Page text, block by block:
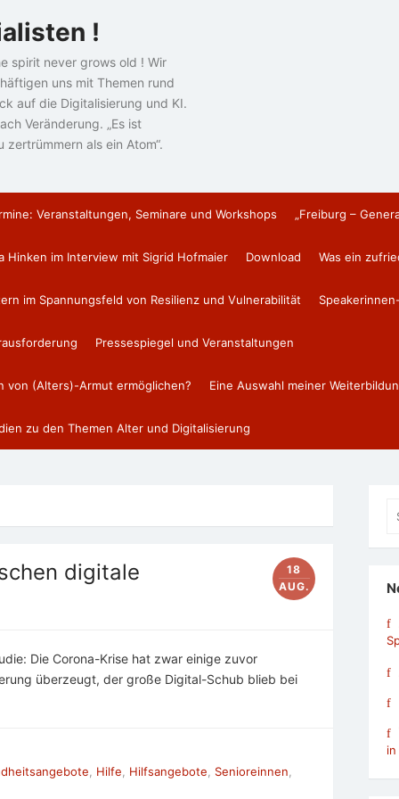
!
spirit never grows old ! Wir
uns mit Themen rund
auf die Digitalisierung und KI.
Veränderung. „Es ist
als ein Atom“.
Veranstaltungen, Seminare und Workshops „Freiburg –
Hinken im Interview mit Sigrid Hofmaier Download Was ein
im Spannungsfeld von Resilienz und Vulnerabilität
Pressespiegel und Veranstaltungen
von (Alters)-Armut ermöglichen? Eine Auswahl meiner
zu den Themen Alter und Digitalisierung
digitale
18
AUG.
Die Corona-Krise hat zwar einige zuvor
überzeugt, der große Digital-Schub blieb bei
, Hilfe, Hilfsangebote, Senioreinnen,